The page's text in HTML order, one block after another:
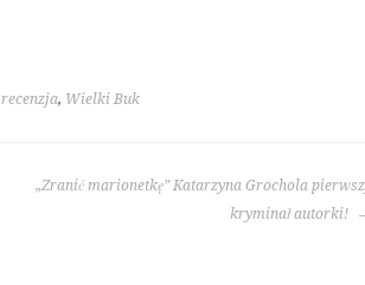
recenzja, Wielki Buk
„Zranić marionetkę” Katarzyna Grochola
kryminał autorki!